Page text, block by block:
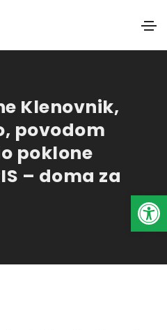
Open toolbar
Klenovnik,
povodom
poklone
– doma za